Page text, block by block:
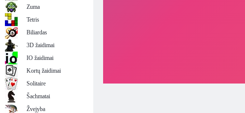
Zuma
Tetris
Biliardas
3D žaidimai
IO žaidimai
Kortų žaidimai
Solitaire
Šachmatai
Žvejyba